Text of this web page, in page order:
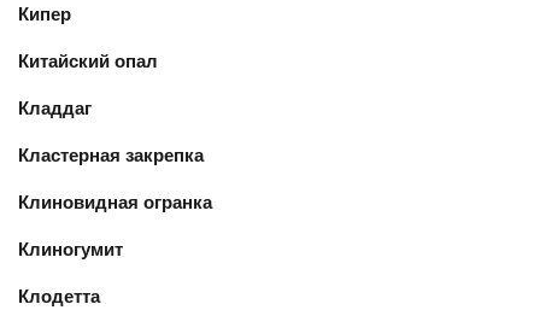
Кипер
Китайский опал
Кладдаг
Кластерная закрепка
Клиновидная огранка
Клиногумит
Клодетта